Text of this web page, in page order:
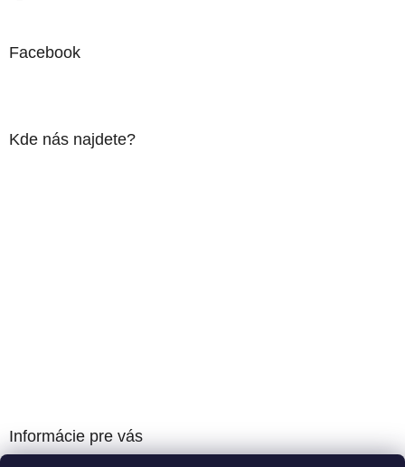
Facebook
Kde nás najdete?
Informácie pre vás